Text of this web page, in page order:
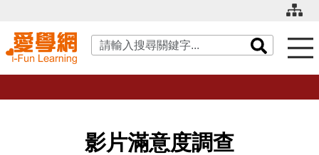
關鍵字搜尋
影片滿意度調查